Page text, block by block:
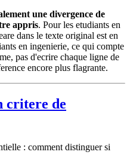
une divergence de
appris. Pour les etudiants en
dans le texte original est en
en ingenierie, ce qui compte
pas d'ecrire chaque ligne de
encore plus flagrante.
critere de
: comment distinguer si